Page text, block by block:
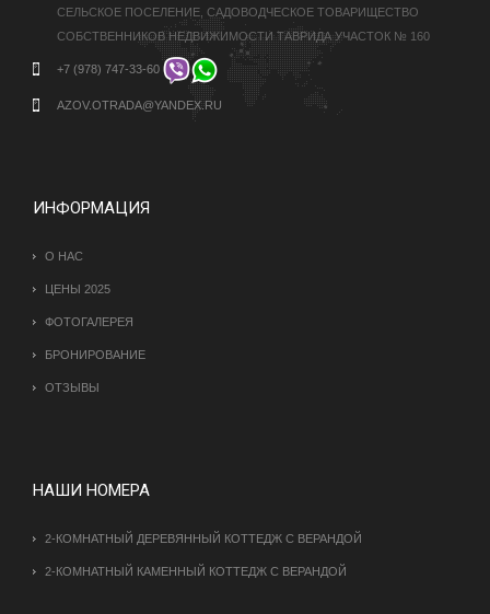
СЕЛЬСКОЕ ПОСЕЛЕНИЕ, САДОВОДЧЕСКОЕ ТОВАРИЩЕСТВО
СОБСТВЕННИКОВ НЕДВИЖИМОСТИ ТАВРИДА УЧАСТОК № 160
+7 (978) 747-33-60
AZOV.OTRADA@YANDEX.RU
ИНФОРМАЦИЯ
О НАС
ЦЕНЫ 2025
ФОТОГАЛЕРЕЯ
БРОНИРОВАНИЕ
ОТЗЫВЫ
НАШИ НОМЕРА
2-КОМНАТНЫЙ ДЕРЕВЯННЫЙ КОТТЕДЖ С ВЕРАНДОЙ
2-КОМНАТНЫЙ КАМЕННЫЙ КОТТЕДЖ С ВЕРАНДОЙ